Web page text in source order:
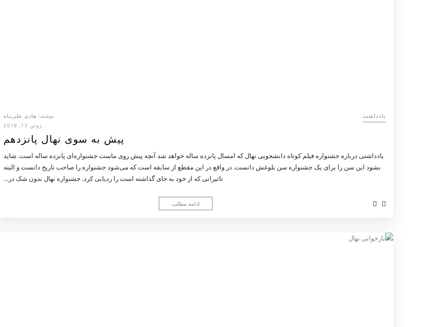
یادداشت نوشته: هادی علی‌پناه
ژوئن 13, 2018
پیش به سوی نهال پانزدهم
یادداشتی درباره جشنواره فیلم کوتاه دانشجویی نهال که امسال پانزده ساله خواهد شد آنچه پیش روی ماست جشنواره‌ای پانزده ساله است. شاید
بشود این سن را برای یک جشنواره سن بلوغش دانست. در واقع در این مقطع از سابقه است که می‌شود جشنواره را صاحب تاریخ دانست و البته
تاثیراتی که از خود به جای گذاشته است را ردیابی کرد. جشنواره نهال بدون شک در…
ادامه مطلب